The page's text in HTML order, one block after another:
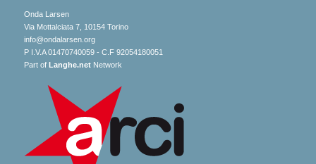
Onda Larsen
Via Mottalciata 7, 10154 Torino
info@ondalarsen.org
P I.V.A 01470740059 - C.F 92054180051
Part of Langhe.netNetwork